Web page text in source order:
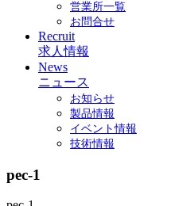
営業所一覧
お問合せ
Recruit
求人情報
News
ニュース
お知らせ
製品情報
イベント情報
技術情報
pec-1